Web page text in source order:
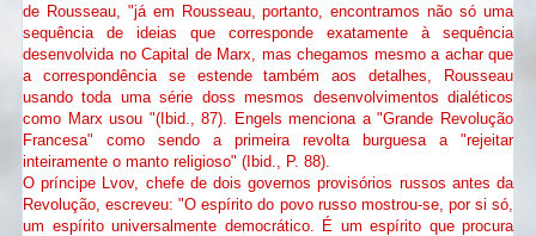
de Rousseau, "já em Rousseau, portanto, encontramos não só uma
sequência de ideias que corresponde exatamente à sequência
desenvolvida no Capital de Marx, mas chegamos mesmo a achar que
a correspondência se estende também aos detalhes, Rousseau
usando toda uma série doss mesmos desenvolvimentos dialéticos
como Marx usou "(Ibid., 87). Engels menciona a "Grande Revolução
Francesa" como sendo a primeira revolta burguesa a "rejeitar
inteiramente o manto religioso" (Ibid., P. 88).
O príncipe Lvov, chefe de dois governos provisórios russos antes da
Revolução, escreveu: "O espírito do povo russo mostrou-se, por si só,
um espírito universalmente democrático. É um espírito que procura